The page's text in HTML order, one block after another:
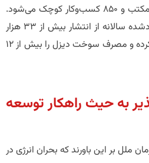
۴۲۰ مرکز صحی، بیش از ۸۰۰ مکتب و ۸۵۰ کسب‌وکار کوچک می‌شود.
به گفته این نهاد، پروژه‌های یادشده سالانه از انتشار بیش از ۳۳ هزار
تن دی‌اکسید کاربن جلوگیری کرده و مصرف سوخت دیزل را بیش از ۱۲
به حیث راهکار توسعه
ملل بر این باورند که بحران انرژی در